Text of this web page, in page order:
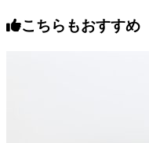
こちらもおすすめ